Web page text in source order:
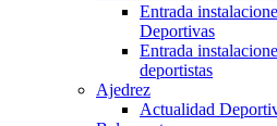
Entrada
Deportivas
Entrada
deportistas
Ajedrez
Actualidad